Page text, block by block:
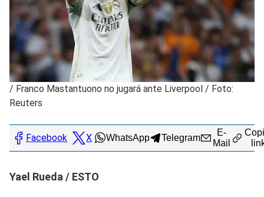
/ Franco Mastantuono no jugará ante Liverpool / Foto:
Reuters
Facebook X WhatsApp Telegram
E-
Mail
Yael Rueda / ESTO